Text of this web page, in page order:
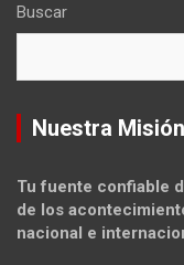
Buscar
Nuestra Misión
Tu fuente confiable
de los
nacional e